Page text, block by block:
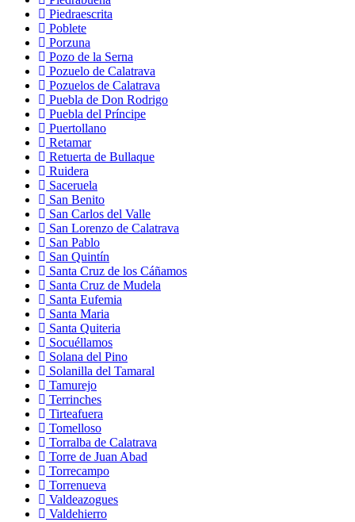
Piedraescrita
Poblete
Porzuna
Pozo de la Serna
Pozuelo de Calatrava
Pozuelos de Calatrava
Puebla de Don Rodrigo
Puebla del Príncipe
Puertollano
Retamar
Retuerta de Bullaque
Ruidera
Saceruela
San Benito
San Carlos del Valle
San Lorenzo de Calatrava
San Pablo
San Quintín
Santa Cruz de los Cáñamos
Santa Cruz de Mudela
Santa Eufemia
Santa Maria
Santa Quiteria
Socuéllamos
Solana del Pino
Solanilla del Tamaral
Tamurejo
Terrinches
Tirteafuera
Tomelloso
Torralba de Calatrava
Torre de Juan Abad
Torrecampo
Torrenueva
Valdeazogues
Valdehierro